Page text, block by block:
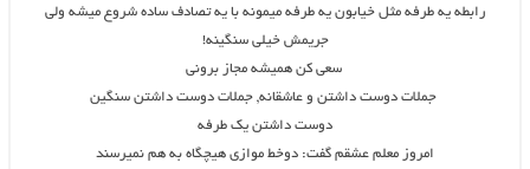
رابطه یه طرفه مثل خیابون یه طرفه میمونه با یه تصادف ساده شروع میشه ولی
جریمش خیلی سنگینه!
سعی کن همیشه مجاز برونی
جملات دوست داشتن و عاشقانه, جملات دوست داشتن سنگین
دوست داشتن یک طرفه
امروز معلم عشقم گفت: دوخط موازی هیچگاه به هم نمیرسند